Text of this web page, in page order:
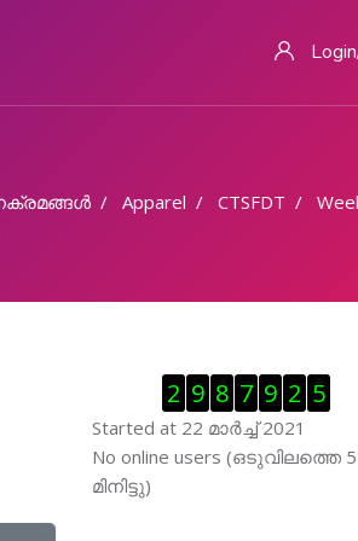
Apparel CTSFDT
Skip Visitor Counter
2 9 8 7 9 2 5
Started at 22 മാര്‍ച്ച് 2021
Skip ഓണ്‍ലയിന്‍
No online users (ഒടുവിലത്തെ 5
മിനിട്ടു)